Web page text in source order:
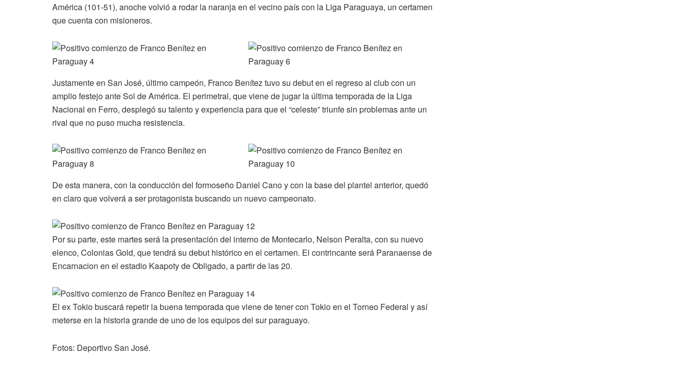
América (101-51), anoche volvió a rodar la naranja en el vecino país con la Liga Paraguaya, un certamen
que cuenta con misioneros.
Justamente en San José, último campeón, Franco Benítez tuvo su debut en el regreso al club con un
amplio festejo ante Sol de América. El perimetral, que viene de jugar la última temporada de la Liga
Nacional en Ferro, desplegó su talento y experiencia para que el “celeste” triunfe sin problemas ante un
rival que no puso mucha resistencia.
De esta manera, con la conducción del formoseño Daniel Cano y con la base del plantel anterior, quedó
en claro que volverá a ser protagonista buscando un nuevo campeonato.
Por su parte, este martes será la presentación del interno de Montecarlo, Nelson Peralta, con su nuevo
elenco, Colonias Gold, que tendrá su debut histórico en el certamen. El contrincante será Paranaense de
Encarnacion en el estadio Kaapoty de Obligado, a partir de las 20.
El ex Tokio buscará repetir la buena temporada que viene de tener con Tokio en el Torneo Federal y así
meterse en la historia grande de uno de los equipos del sur paraguayo.
Fotos: Deportivo San José.